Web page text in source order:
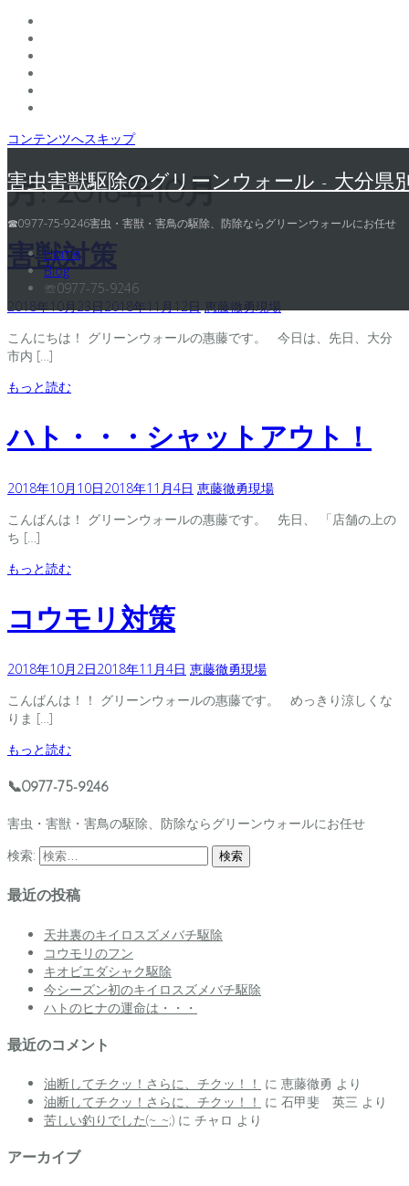
コンテンツへスキップ
害虫害獣駆除のグリーンウォール - 大分県
☎0977-75-9246害虫・害獣・害鳥の駆除、防除ならグリーンウォールにお任せ
Home
Blog
☏0977-75-9246
月:2018年10月
害獣対策
2018年10月23日2018年11月12日 恵藤徹勇現場
こんにちは！ グリーンウォールの惠藤です。 今日は、先日、大分
市内 […]
もっと読む
ハト・・・シャットアウト！
2018年10月10日2018年11月4日 恵藤徹勇現場
こんばんは！ グリーンウォールの惠藤です。 先日、 「店舗の上の
ち […]
もっと読む
コウモリ対策
2018年10月2日2018年11月4日 恵藤徹勇現場
こんばんは！！ グリーンウォールの惠藤です。 めっきり涼しくな
りま […]
もっと読む
📞0977-75-9246
害虫・害獣・害鳥の駆除、防除ならグリーンウォールにお任せ
検索:
最近の投稿
天井裏のキイロスズメバチ駆除
コウモリのフン
キオビエダシャク駆除
今シーズン初のキイロスズメバチ駆除
ハトのヒナの運命は・・・
最近のコメント
油断してチクッ！さらに、チクッ！！ に 恵藤徹勇 より
油断してチクッ！さらに、チクッ！！ に 石甲斐 英三 より
苦しい釣りでした(~_~;) に チャロ より
アーカイブ